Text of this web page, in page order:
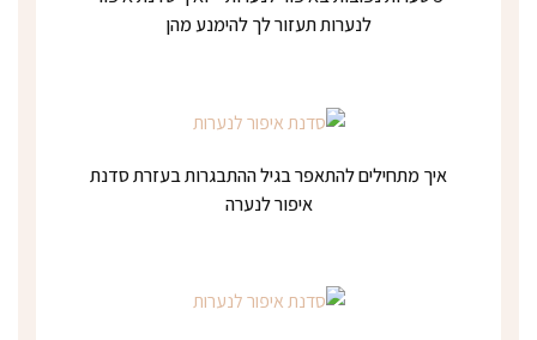
לנערות תעזור לך להימנע מהן
איך מתחילים להתאפר בגיל ההתבגרות בעזרת סדנת
איפור לנערה